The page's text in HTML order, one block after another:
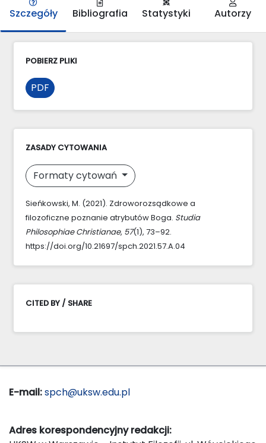
Szczegóły Bibliografia Statystyki Autorzy
POBIERZ PLIKI
PDF
ZASADY CYTOWANIA
Formaty cytowań
Sieńkowski, M. (2021). Zdroworozsądkowe a
filozoficzne poznanie atrybutów Boga. Studia
Philosophiae Christianae, 57(1), 73–92.
https://doi.org/10.21697/spch.2021.57.A.04
CITED BY / SHARE
E-mail:spch@uksw.edu.pl
Adres korespondencyjny redakcji: